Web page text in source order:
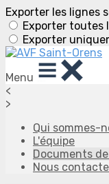
Exporter les lignes
Exporter toutes
Exporter
Menu
<
>
Qui sommes-
L'équipe
Documents
Nous